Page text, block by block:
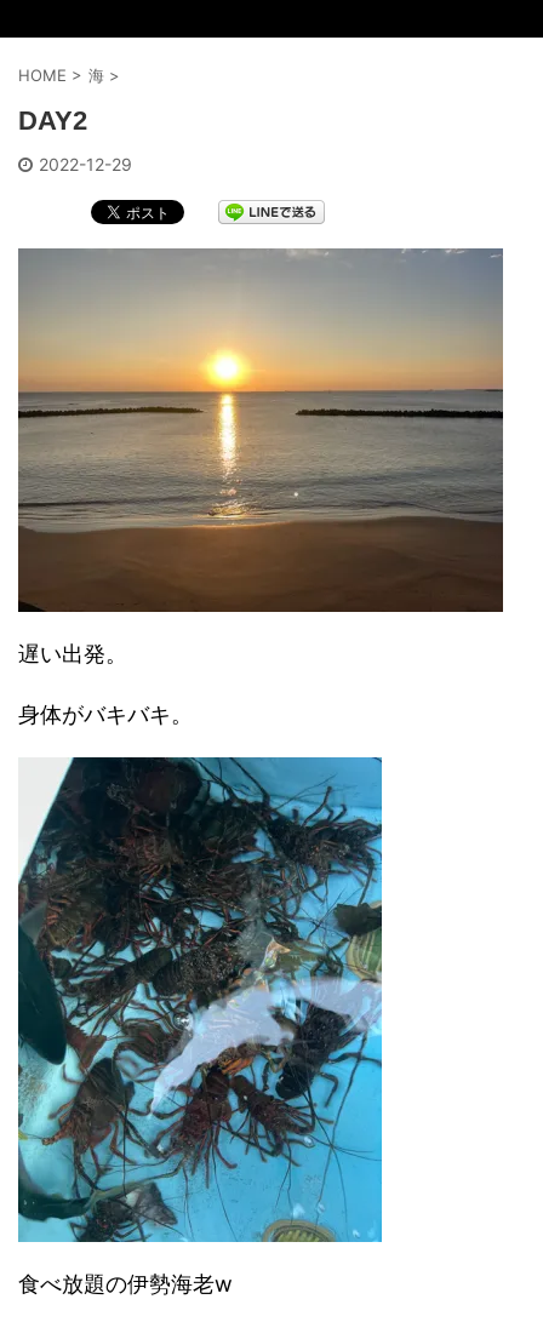
HOME > 海 >
DAY2
2022-12-29
遅い出発。
身体がバキバキ。
食べ放題の伊勢海老w